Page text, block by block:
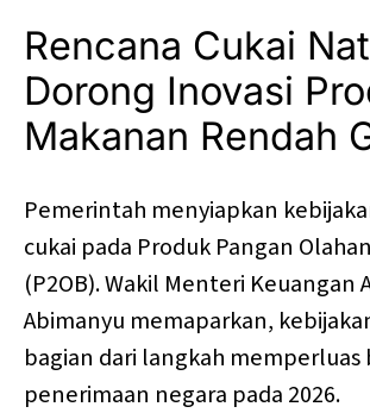
Rencana Cukai
Dorong Inovasi
Makanan Rendah
Pemerintah menyiapkan
cukai pada Produk Pangan
(P2OB).Wakil Menteri Keuangan
Abimanyu memaparkan,
bagian dari langkah memperluas
penerimaan negara pada 2026.